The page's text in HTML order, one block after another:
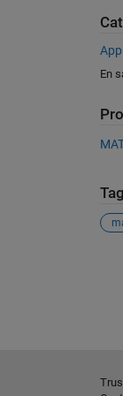
En